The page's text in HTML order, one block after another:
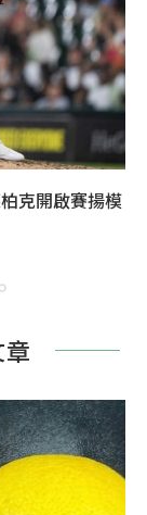
克開啟賽揚模